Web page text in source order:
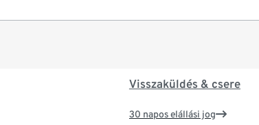
Visszaküldés & csere
30 napos elállási jog